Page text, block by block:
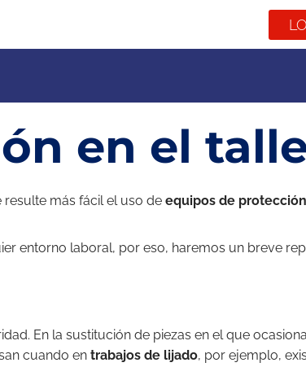
en el
resulte más fácil el uso de equipos de
entorno laboral, por eso, haremos un breve
En la sustitución de piezas en el que
cuando en trabajos de lijado, por ejemplo,